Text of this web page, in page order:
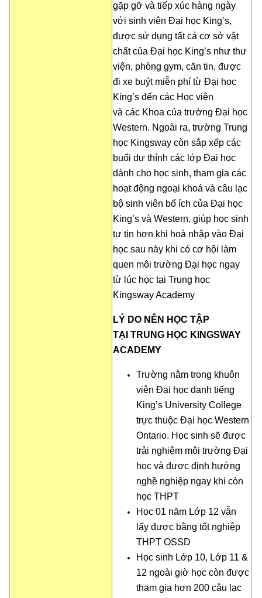
gặp gỡ và tiếp xúc hàng ngày
với sinh viên Đại học King’s,
được sử dụng tất cả cơ sở vật
chất của Đại học King’s như thư
viện, phòng gym, căn tin, được
đi xe buýt miễn phí từ Đại hoc
King’s đến các Học viện
và các Khoa của trường Đại học
Western. Ngoài ra, trường Trung
học Kingsway còn sắp xếp các
buổi dự thính các lớp Đại học
dành cho học sinh, tham gia các
hoạt động ngoại khoá và câu lạc
bộ sinh viên bổ ích của Đại học
King’s và Western, giúp học sinh
tự tin hơn khi hoà nhập vào Đại
học sau này khi có cơ hội làm
quen môi trường Đại học ngay
từ lúc học tại Trung học
Kingsway Academy
LÝ DO NÊN HỌC TẬP
TẠI TRUNG HỌC KINGSWAY
ACADEMY
Trường nằm trong khuôn
viên Đại học danh tiếng
King’s University College
trực thuộc Đại học Western
Ontario. Học sinh sẽ được
trải nghiệm môi trường Đại
học và được định hướng
nghề nghiệp ngay khi còn
học THPT
Học 01 năm Lớp 12 vẫn
lấy được bằng tốt nghiệp
THPT OSSD
Học sinh Lớp 10, Lớp 11 &
12 ngoài giờ học còn được
tham gia hơn 200 câu lạc